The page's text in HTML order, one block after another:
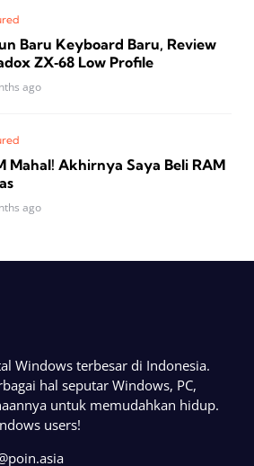
Baru Keyboard Baru, Review
ZX‑68 Low Profile
ago
Mahal! Akhirnya Saya Beli RAM
ago
Windows terbesar di Indonesia.
hal seputar Windows, PC,
untuk memudahkan hidup.
users!